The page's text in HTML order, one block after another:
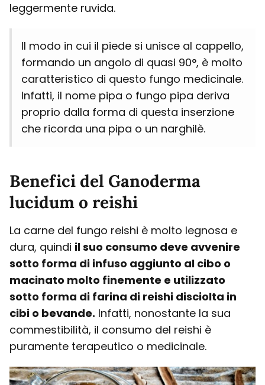
leggermente ruvida.
Il modo in cui il piede si unisce al cappello,
formando un angolo di quasi 90°, è molto
caratteristico di questo fungo medicinale.
Infatti, il nome pipa o fungo pipa deriva
proprio dalla forma di questa inserzione
che ricorda una pipa o un narghilè.
Benefici del Ganoderma
lucidum o reishi
La carne del fungo reishi è molto legnosa e
dura, quindi il suo consumo deve avvenire
sotto forma di infuso aggiunto al cibo o
macinato molto finemente e utilizzato
sotto forma di farina di reishi disciolta in
cibi o bevande. Infatti, nonostante la sua
commestibilità, il consumo del reishi è
puramente terapeutico o medicinale.